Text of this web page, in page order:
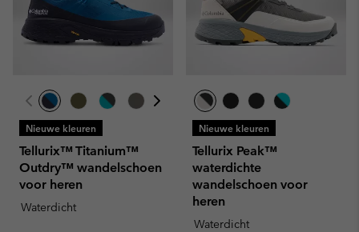
Nieuwe kleuren
Tellurix™ Titanium™
Outdry™ wandelschoen
voor heren
Waterdicht
Nieuwe kleuren
Tellurix Peak™
waterdichte
wandelschoen voor
heren
Waterdicht